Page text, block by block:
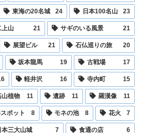
東海の20名城 24 日本100名山 23
上山 21 サギのいる風景 21
展望ビル 21 石仏巡りの旅 20
坂本龍馬 19 古戦場 17
軽井沢 16 寺内町 15
山植物 11 遺跡 11 羅漢像 11
ポット 8 モネの池 8 花火 7
本三大山城 7 食通の店 6